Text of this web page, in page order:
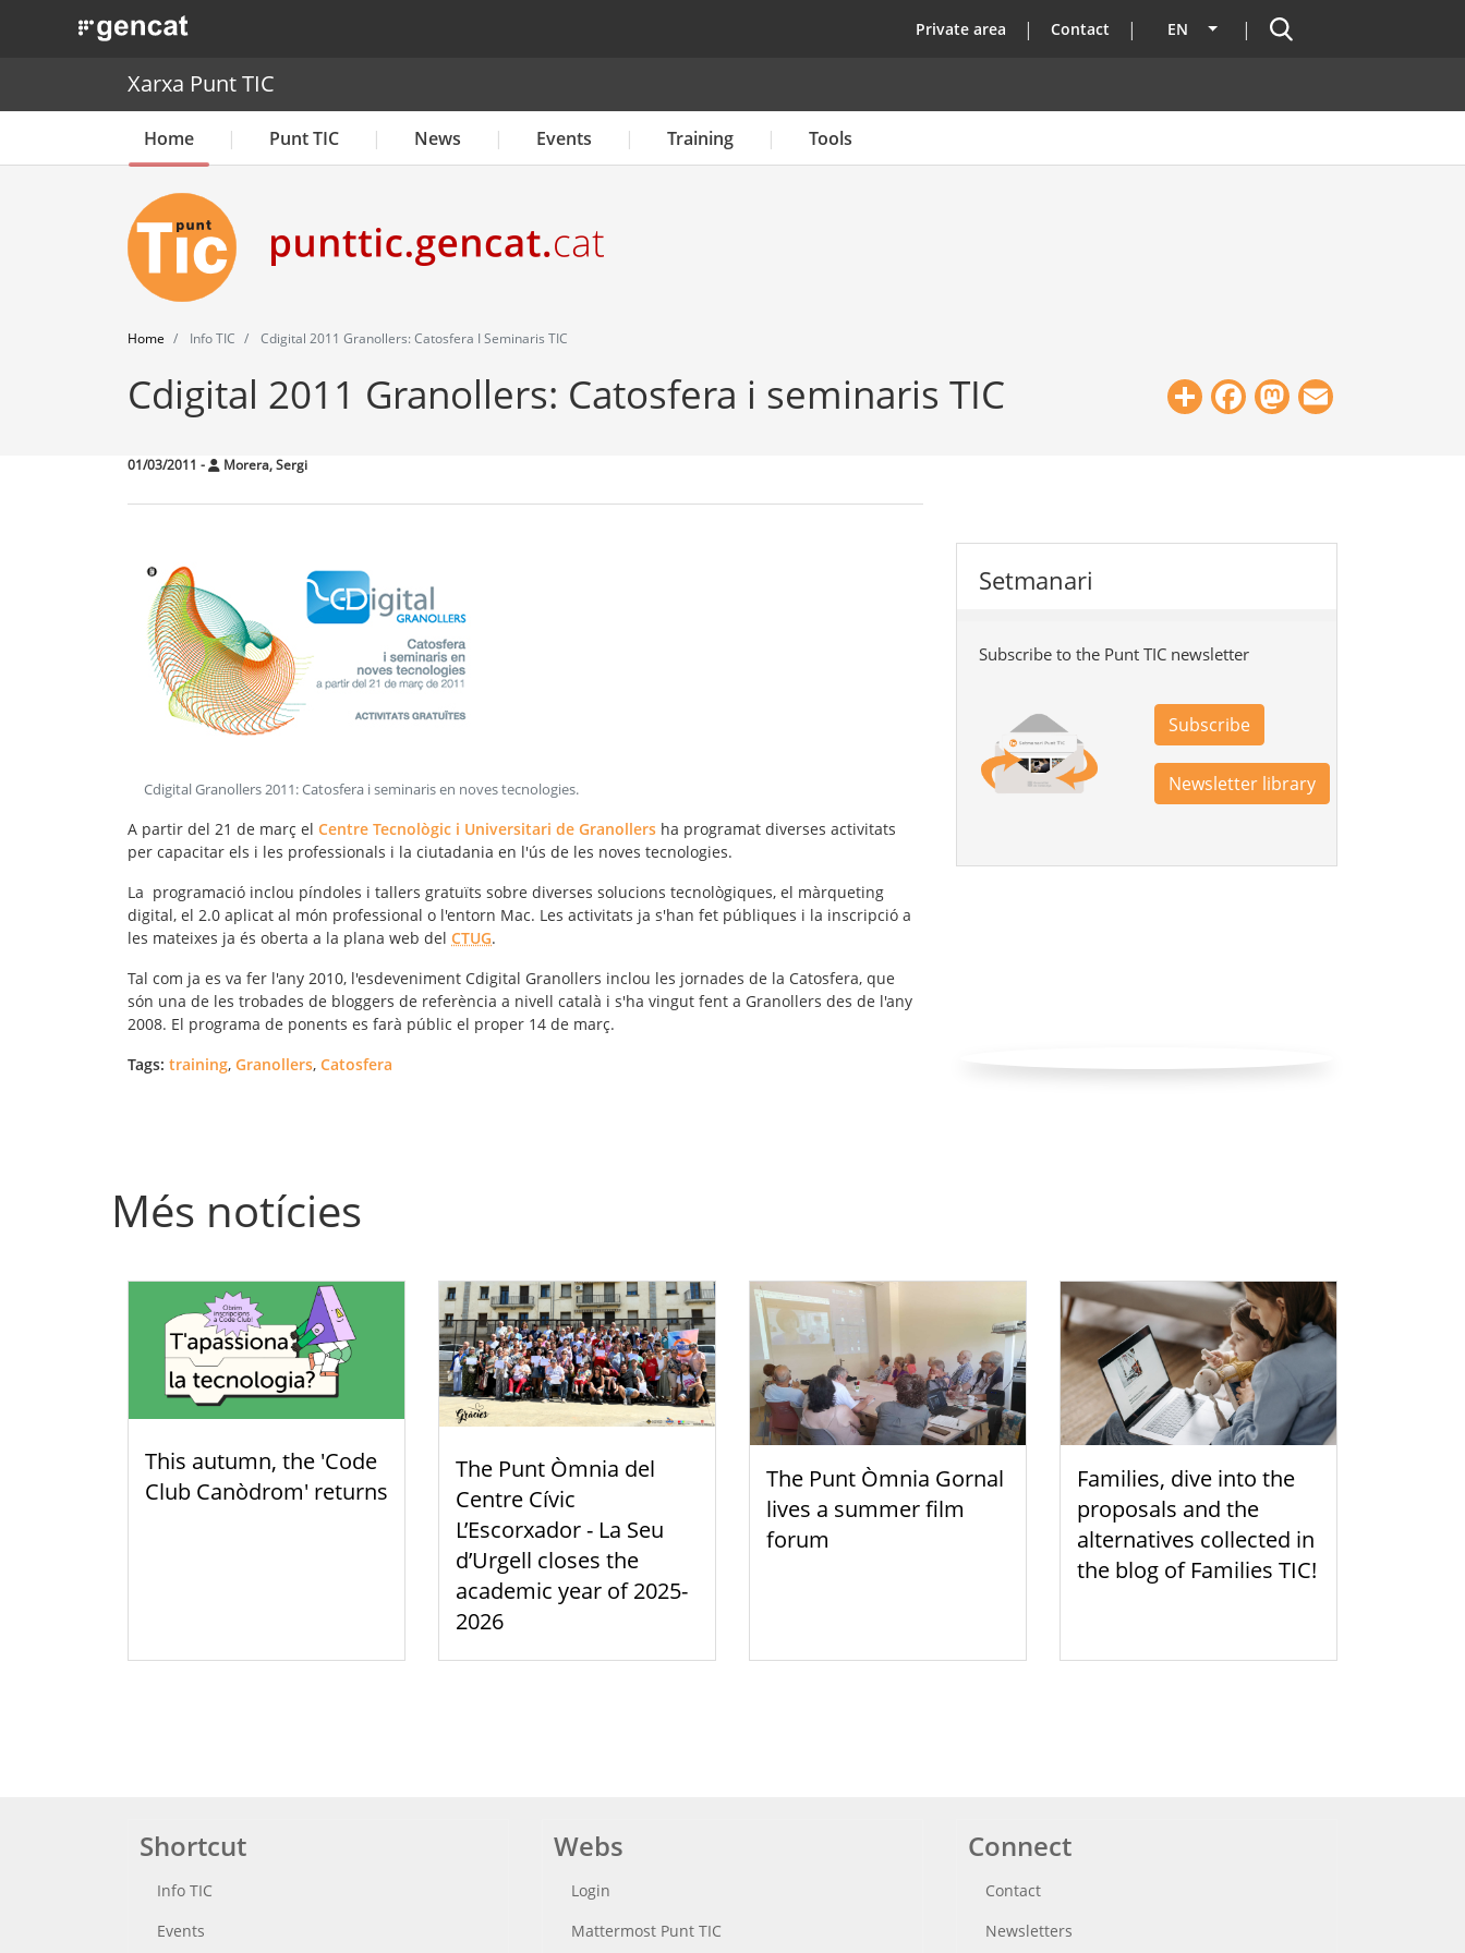
. Obre en una nova finestra. top
Private area Contact EN List additional actions
Search
Xarxa Punt TIC
Home Punt TIC News Events Training Tools
Home Info TIC Cdigital 2011 Granollers: Catosfera I Seminaris TIC
Cdigital 2011 Granollers: Catosfera i seminaris TIC ShareFacebook
Mastodon
01/03/2011 - Morera, Sergi
Cdigital Granollers 2011: Catosfera i seminaris en noves tecnologies.
A partir del 21 de març el Centre Tecnològic i Universitari de Granollers ha programat diverses activitats
per capacitar els i les professionals i la ciutadania en l'ús de les noves tecnologies.
La programació inclou píndoles i tallers gratuïts sobre diverses solucions tecnològiques, el màrqueting
digital, el 2.0 aplicat al món professional o l'entorn Mac. Les activitats ja s'han fet públiques i la inscripció a
les mateixes ja és oberta a la plana web del CTUG.
Tal com ja es va fer l'any 2010, l'esdeveniment Cdigital Granollers inclou les jornades de la Catosfera, que
són una de les trobades de bloggers de referència a nivell català i s'ha vingut fent a Granollers des de l'any
2008. El programa de ponents es farà públic el proper 14 de març.
Tags: training, Granollers, Catosfera
Setmanari
Subscribe to the Punt TIC newsletter
Subscribe
Newsletter library
Més notícies
This autumn, the 'Code
Club Canòdrom' returns
The Punt Òmnia del
Centre Cívic
L’Escorxador - La Seu
d’Urgell closes the
academic year of 2025-
2026
The Punt Òmnia Gornal
lives a summer film
forum
Families, dive into the
proposals and the
alternatives collected in
the blog of Families TIC!
Shortcut
Info TIC
Events
Webs
Login
Mattermost Punt TIC
Connect
Contact
Newsletters